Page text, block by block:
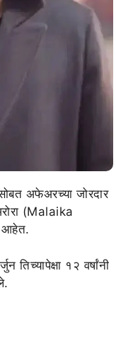
अफेअरच्या जोरदार
(Malaika
आहेत.
१२ वर्षांनी